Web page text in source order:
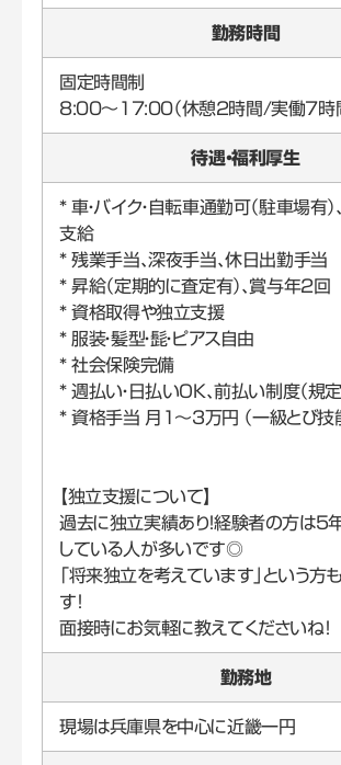
勤務時間
固定時間制
8:00～17:00（休憩2時間/実働7時
待遇・福利厚生
* 車・バイク・自転車通勤可（駐車場有
支給
* 残業手当、深夜手当、休日出勤手当
* 昇給（定期的に査定有）、賞与年2回
* 資格取得や独立支援
* 服装・髪型・髭・ピアス自由
* 社会保険完備
* 週払い・日払いOK、前払い制度（規定
* 資格手当 月1～3万円 （一級とび技
【独立支援について】
過去に独立実績あり！経験者の方は5
している人が多いです◎
「将来独立を考えています」という方
す！
面接時にお気軽に教えてくださいね！
勤務地
現場は兵庫県を中心に近畿一円